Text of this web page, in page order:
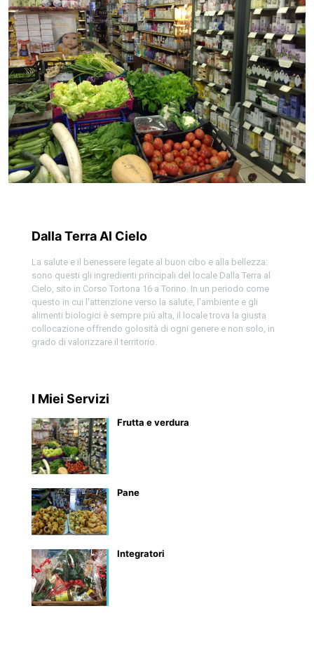
Dalla Terra Al Cielo
La salute e il benessere legate al buon cibo e alla bellezza:
sono questi gli ingredienti principali del locale Dalla Terra al
Cielo, sito in Corso Tortona 16 a Torino. In un periodo come
questo in cui l'attenzione verso la salute, l'ambiente e gli
alimenti biologici è sempre più alta, il locale trova la giusta
collocazione offrendo golosità di ogni genere e non solo, in
grado di valorizzare il territorio.
I Miei Servizi
Frutta e verdura
Pane
Integratori